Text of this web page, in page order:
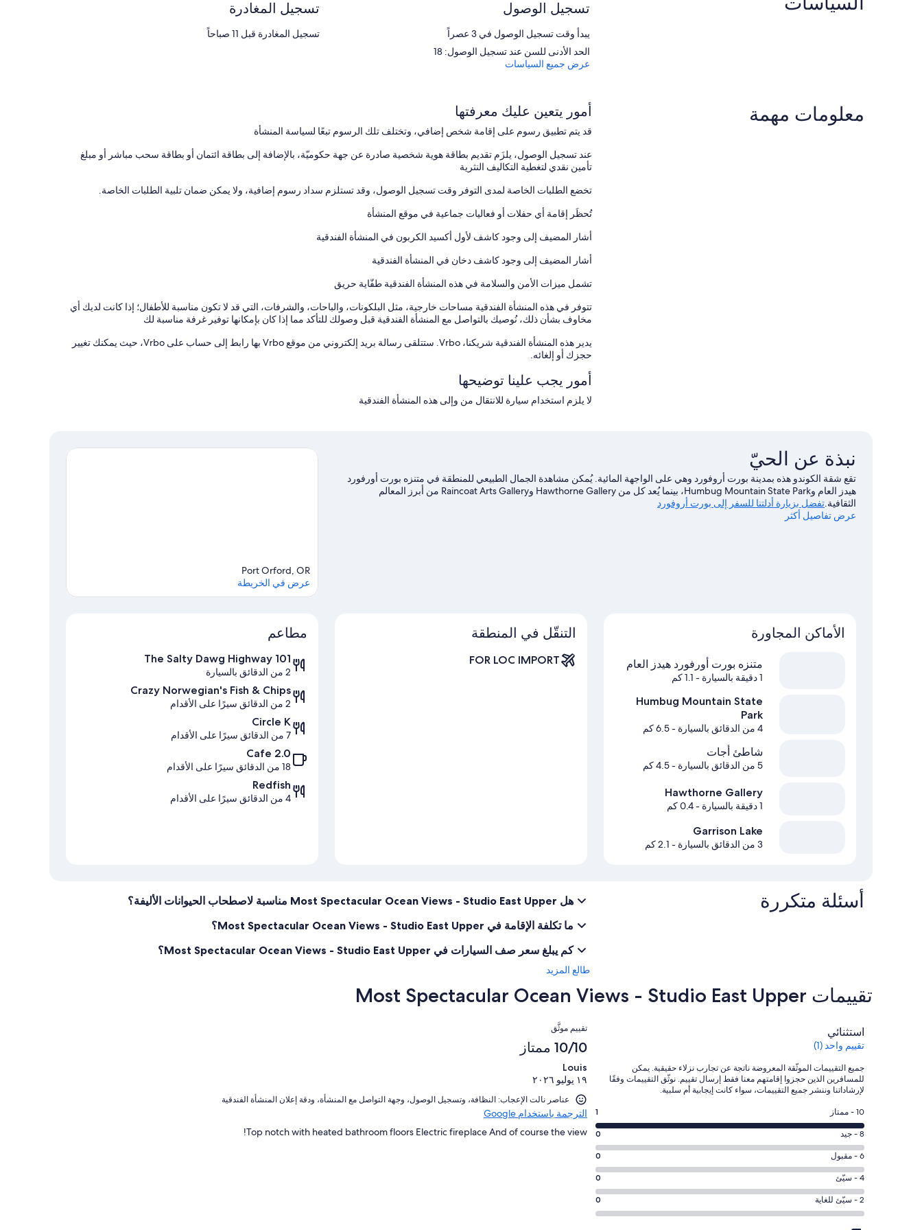
تسجيل الوصول
يبدأ وقت تسجيل الوصول في 3 عصراً
الحد الأدنى للسن عند تسجيل الوصول: 18
تسجيل المغادرة
تسجيل المغادرة قبل 11 صباحاً
عرض جميع السياسات
معلومات مهمة أمور يتعين عليك معرفتها
قد يتم تطبيق رسوم على إقامة شخص إضافي، وتختلف تلك الرسوم تبعًا لسياسة المنشأة
عند تسجيل الوصول، يلزَم تقديم بطاقة هوية شخصية صادرة عن جهة حكوميّة، بالإضافة إلى بطاقة ائتمان أو بطاقة سحب مباشر أو مبلغ
تأمين نقدي لتغطية التكاليف النثرية
تخضع الطلبات الخاصة لمدى التوفر وقت تسجيل الوصول، وقد تستلزم سداد رسوم إضافية، ولا يمكن ضمان تلبية الطلبات الخاصة.
تُحظَر إقامة أي حفلات أو فعاليات جماعية في موقع المنشأة
أشار المضيف إلى وجود كاشف لأول أكسيد الكربون في المنشأة الفندقية
أشار المضيف إلى وجود كاشف دخان في المنشأة الفندقية
تشمل ميزات الأمن والسلامة في هذه المنشأة الفندقية طفّاية حريق
تتوفر في هذه المنشأة الفندقية مساحات خارجية، مثل البلكونات، والباحات، والشرفات، التي قد لا تكون مناسبة للأطفال؛ إذا كانت لديك أي
مخاوف بشأن ذلك، نُوصيك بالتواصل مع المنشأة الفندقية قبل وصولك للتأكد مما إذا كان بإمكانها توفير غرفة مناسبة لك
يدير هذه المنشأة الفندقية شريكنا، Vrbo. ستتلقى رسالة بريد إلكتروني من موقع Vrbo بها رابط إلى حساب على Vrbo، حيث يمكنك تغيير
حجزك أو إلغائه.
أمور يجب علينا توضيحها
لا يلزم استخدام سيارة للانتقال من وإلى هذه المنشأة الفندقية
نبذة عن الحيّ
تقع شقة الكوندو هذه بمدينة بورت أروفورد وهي على الواجهة المائية. يُمكن مشاهدة الجمال الطبيعي للمنطقة في متنزه بورت أورفورد
هيدز العام وHumbug Mountain State Park، بينما يُعد كل من Hawthorne Gallery وRaincoat Arts Gallery من أبرز المعالم
الثقافية.تفضل بزيارة أدلتنا للسفر إلى بورت أروفورد
عرض تفاصيل أكثر
Port Orford, OR
عرض في الخريطة
الأماكن المجاورة
متنزه بورت أورفورد هيدز العام
1 دقيقة بالسيارة - 1.1 كم
Humbug Mountain State
Park
4 من الدقائق بالسيارة - 6.5 كم
شاطئ أجات
5 من الدقائق بالسيارة - 4.5 كم
Hawthorne Gallery
1 دقيقة بالسيارة - 0.4 كم
Garrison Lake
3 من الدقائق بالسيارة - 2.1 كم
التنقّل في المنطقة
FOR LOC IMPORT
مطاعم
The Salty Dawg Highway 101
2 من الدقائق بالسيارة
Crazy Norwegian's Fish & Chips
2 من الدقائق سيرًا على الأقدام
Circle K
7 من الدقائق سيرًا على الأقدام
Cafe 2.0
18 من الدقائق سيرًا على الأقدام
Redfish
4 من الدقائق سيرًا على الأقدام
أسئلة متكررة
هل Most Spectacular Ocean Views - Studio East Upper مناسبة لاصطحاب الحيوانات الأليفة؟
ما تكلفة الإقامة في Most Spectacular Ocean Views - Studio East Upper؟
كم يبلغ سعر صف السيارات في Most Spectacular Ocean Views - Studio East Upper؟
طالع المزيد
تقييمات ⁦Most Spectacular Ocean Views - Studio East Upper⁩
التقييمات
استثنائي
تقييم واحد (1)
جميع التقييمات الموثّقة المعروضة ناتجة عن تجارب نزلاء حقيقية. يمكن
للمسافرين الذين حجزوا إقامتهم معنا فقط إرسال تقييم. نوثّق التقييمات وفقًا
لإرشاداتنا وننشر جميع التقييمات، سواء كانت إيجابية أم سلبية.
درجة
التصنيف
10
-
ممتاز.
1
من
أصل
10 - ممتاز 1
درجة
التصنيف
8
-
جيد.
0
من
8 - جيد 0
درجة
التصنيف
6
-
مقبول.
6 - مقبول 0
درجة
التصنيف
4
4 - سيّئ 0
درجة
التصنيف
2 - سيّئ للغاية 0
التقييمات
تقييم موثَّق
10/10 ممتاز
Louis
١٩ يوليو ٢٠٢٦
عناصر نالت الإعجاب: ⁦النظافة⁩، و⁦تسجيل الوصول⁩، و⁦جهة التواصل مع المنشأة⁩، و⁦دقة إعلان المنشأة الفندقية⁩
الترجمة باستخدام Google
Top notch with heated bathroom floors Electric fireplace And of course the view!